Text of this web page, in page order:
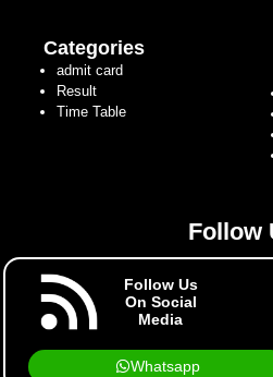
Categories
admit card
Result
Time Table
Follow
Follow Us
On Social
Media
Whatsapp